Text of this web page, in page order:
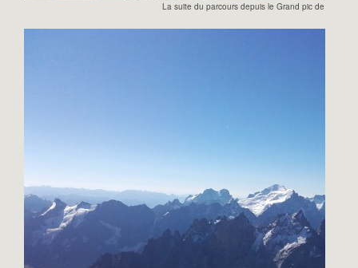
La suite du parcours depuis le Grand pic de la Meije.